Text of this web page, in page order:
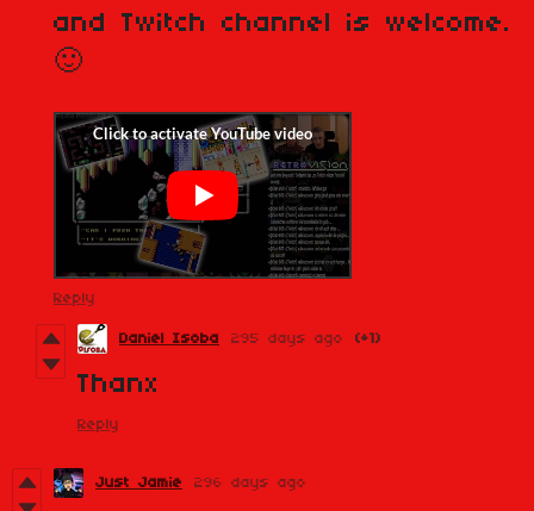
and Twitch channel is welcome.
🙂
Reply
Daniel Isoba 295 days ago (+1)
Thanx
Reply
Just Jamie 296 days ago